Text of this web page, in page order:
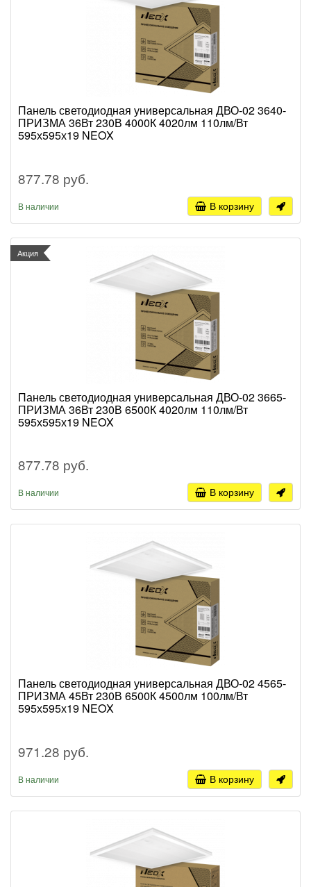
Панель светодиодная универсальная ДВО-02 3640-
ПРИЗМА 36Вт 230В 4000К 4020лм 110лм/Вт
595х595х19 NEOX
877.78 руб.
В наличии В корзину
Акция
Панель светодиодная универсальная ДВО-02 3665-
ПРИЗМА 36Вт 230В 6500К 4020лм 110лм/Вт
595х595х19 NEOX
877.78 руб.
В наличии В корзину
Панель светодиодная универсальная ДВО-02 4565-
ПРИЗМА 45Вт 230В 6500К 4500лм 100лм/Вт
595х595х19 NEOX
971.28 руб.
В наличии В корзину